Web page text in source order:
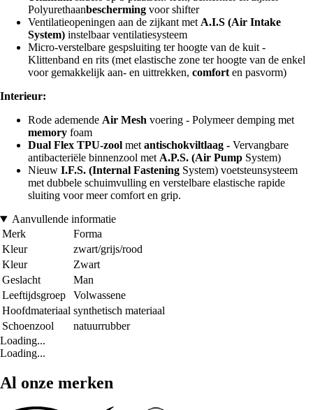
Polyurethaanbescherming voor shifter
Ventilatieopeningen aan de zijkant met A.I.S (Air Intake
System) instelbaar ventilatiesysteem
Micro-verstelbare gespsluiting ter hoogte van de kuit -
Klittenband en rits (met elastische zone ter hoogte van de enkel
voor gemakkelijk aan- en uittrekken, comfort en pasvorm)
Interieur:
Rode ademende Air Mesh voering - Polymeer demping met
memory foam
Dual Flex TPU-zool met antischokviltlaag - Vervangbare
antibacteriële binnenzool met A.P.S. (Air Pump System)
Nieuw I.F.S. (Internal Fastening System) voetsteunsysteem
met dubbele schuimvulling en verstelbare elastische rapide
sluiting voor meer comfort en grip.
Aanvullende informatie
Merk
Forma
Kleur
zwart/grijs/rood
Kleur
Zwart
Geslacht
Man
Leeftijdsgroep
Volwassene
Hoofdmateriaal synthetisch materiaal
Schoenzool
natuurrubber
Loading...
Loading...
Al onze merken